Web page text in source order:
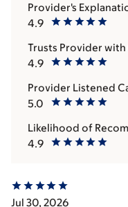
4.9
Provider's
4.9
Trusts Provider with
5.0
Provider Listened
4.9
Likelihood of
Jul 30, 2026